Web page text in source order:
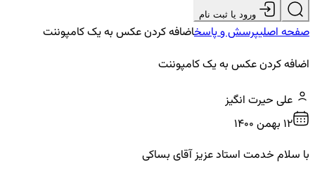
ورود یا ثبت نام
صفحه اصلیپرسش و پاسخاضافه کردن عکس به یک کامپوننت
اضافه کردن عکس به یک کامپوننت
علی حیرت انگیز
12 بهمن ۱۴۰۰
با سلام خدمت استاد عزیز آقای بساکی